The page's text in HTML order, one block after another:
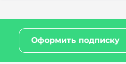
Оформить подписку